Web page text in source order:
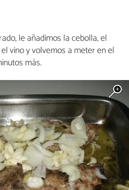
le añadimos la cebolla, el
vino y volvemos a meter en el
más.